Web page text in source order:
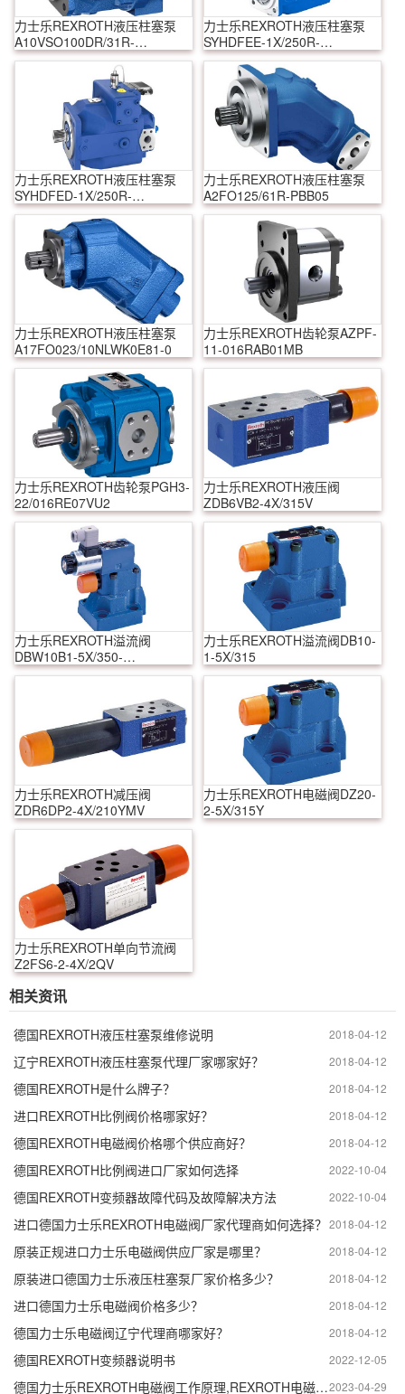
力士乐REXROTH液压柱塞泵
A10VSO100DR/31R-
PPA12N00
力士乐REXROTH液压柱塞泵
SYHDFEE-1X/250R-
VZB25U99-0000-A0A1V
力士乐REXROTH液压柱塞泵
SYHDFED-1X/250R-
VZB13N00-0000-A0ANV
力士乐REXROTH液压柱塞泵
A2FO125/61R-PBB05
力士乐REXROTH液压柱塞泵
A17FO023/10NLWK0E81-0
力士乐REXROTH齿轮泵AZPF-
11-016RAB01MB
力士乐REXROTH齿轮泵PGH3-
22/016RE07VU2
力士乐REXROTH液压阀
ZDB6VB2-4X/315V
力士乐REXROTH溢流阀
DBW10B1-5X/350-
6EW230N9K4
力士乐REXROTH溢流阀DB10-
1-5X/315
力士乐REXROTH减压阀
ZDR6DP2-4X/210YMV
力士乐REXROTH电磁阀DZ20-
2-5X/315Y
力士乐REXROTH单向节流阀
Z2FS6-2-4X/2QV
相关资讯
2018-04-12
德国REXROTH液压柱塞泵维修说明
2018-04-12
辽宁REXROTH液压柱塞泵代理厂家哪家好？
2018-04-12
德国REXROTH是什么牌子？
2018-04-12
进口REXROTH比例阀价格哪家好？
2018-04-12
德国REXROTH电磁阀价格哪个供应商好？
2022-10-04
德国REXROTH比例阀进口厂家如何选择
2022-10-04
德国REXROTH变频器故障代码及故障解决方法
2018-04-12
进口德国力士乐REXROTH电磁阀厂家代理商如何选择？
2018-04-12
原装正规进口力士乐电磁阀供应厂家是哪里？
2018-04-12
原装进口德国力士乐液压柱塞泵厂家价格多少？
2018-04-12
进口德国力士乐电磁阀价格多少？
2018-04-12
德国力士乐电磁阀辽宁代理商哪家好？
2022-12-05
德国REXROTH变频器说明书
2023-04-29
德国力士乐REXROTH电磁阀工作原理,REXROTH电磁阀作用及特点。